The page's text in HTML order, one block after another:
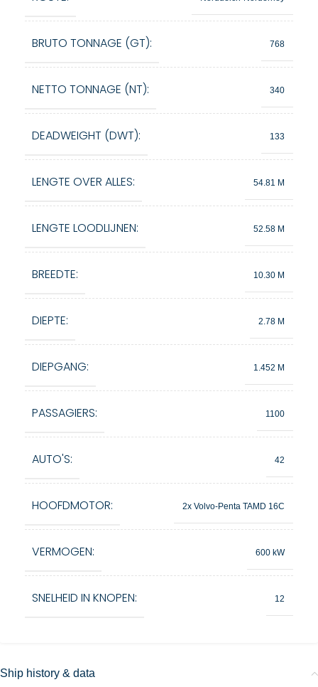
BRUTO TONNAGE (GT): 768
NETTO TONNAGE (NT): 340
DEADWEIGHT (DWT): 133
LENGTE OVER ALLES: 54.81 M
LENGTE LOODLIJNEN: 52.58 M
BREEDTE: 10.30 M
DIEPTE: 2.78 M
DIEPGANG: 1.452 M
PASSAGIERS: 1100
AUTO'S: 42
HOOFDMOTOR: 2x Volvo-Penta TAMD 16C
VERMOGEN: 600 kW
SNELHEID IN KNOPEN: 12
Ship history & data